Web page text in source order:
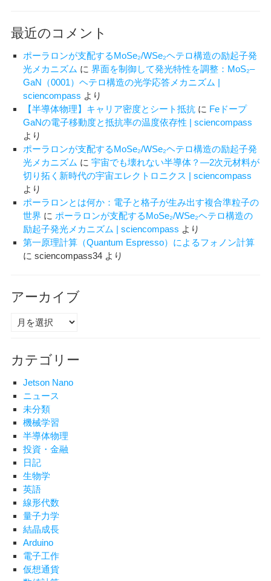
最近のコメント
ポーラロンが支配するMoSe₂/WSe₂ヘテロ構造の励起子発
光メカニズム に 界面を制御して発光特性を調整：MoS₂–
GaN（0001）ヘテロ構造の光学応答メカニズム |
sciencompass より
【半導体物理】キャリア密度とシート抵抗に Feドープ
GaNの電子移動度と抵抗率の温度依存性 | sciencompass
より
ポーラロンが支配するMoSe₂/WSe₂ヘテロ構造の励起子発
光メカニズム に 宇宙でも壊れない半導体？―2次元材料が
切り拓く新時代の宇宙エレクトロニクス | sciencompass
より
ポーラロンとは何か：電子と格子が生み出す複合準粒子の
世界 に ポーラロンが支配するMoSe₂/WSe₂ヘテロ構造の
励起子発光メカニズム | sciencompass より
第一原理計算（Quantum Espresso）によるフォノン計算
に sciencompass34より
アーカイブ
ア
イ
カテゴリー
Jetson Nano
ニュース
未分類
機械学習
半導体物理
投資・金融
日記
生物学
英語
線形代数
量子力学
結晶成長
Arduino
電子工作
仮想通貨